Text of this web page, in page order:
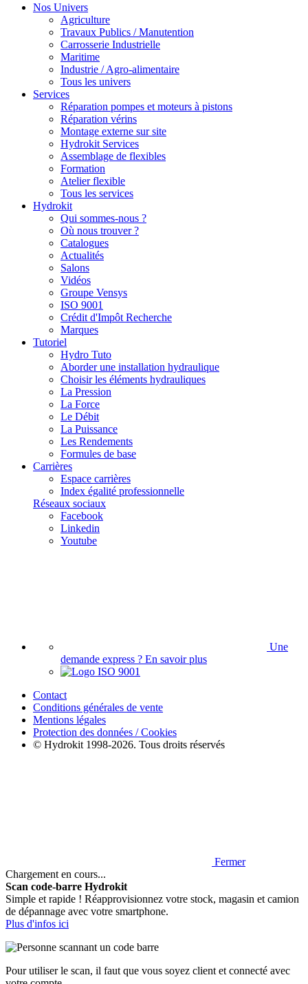
Nos Univers
Agriculture
Travaux Publics / Manutention
Carrosserie Industrielle
Maritime
Industrie / Agro-alimentaire
Tous les univers
Services
Réparation pompes et moteurs à pistons
Réparation vérins
Montage externe sur site
Hydrokit Services
Assemblage de flexibles
Formation
Atelier flexible
Tous les services
Hydrokit
Qui sommes-nous ?
Où nous trouver ?
Catalogues
Actualités
Salons
Vidéos
Groupe Vensys
ISO 9001
Crédit d'Impôt Recherche
Marques
Tutoriel
Hydro Tuto
Aborder une installation hydraulique
Choisir les éléments hydrauliques
La Pression
La Force
Le Débit
La Puissance
Les Rendements
Formules de base
Carrières
Espace carrières
Index égalité professionnelle
Réseaux sociaux
Facebook
Linkedin
Youtube
Une
demande express ? En savoir plus
Contact
Conditions générales de vente
Mentions légales
Protection des données / Cookies
© Hydrokit 1998-2026. Tous droits réservés
Fermer
Chargement en cours...
Scan code-barre Hydrokit
Simple et rapide ! Réapprovisionnez votre stock, magasin et camion
de dépannage avec votre smartphone.
Plus d'infos ici
Pour utiliser le scan, il faut que vous soyez client et connecté avec